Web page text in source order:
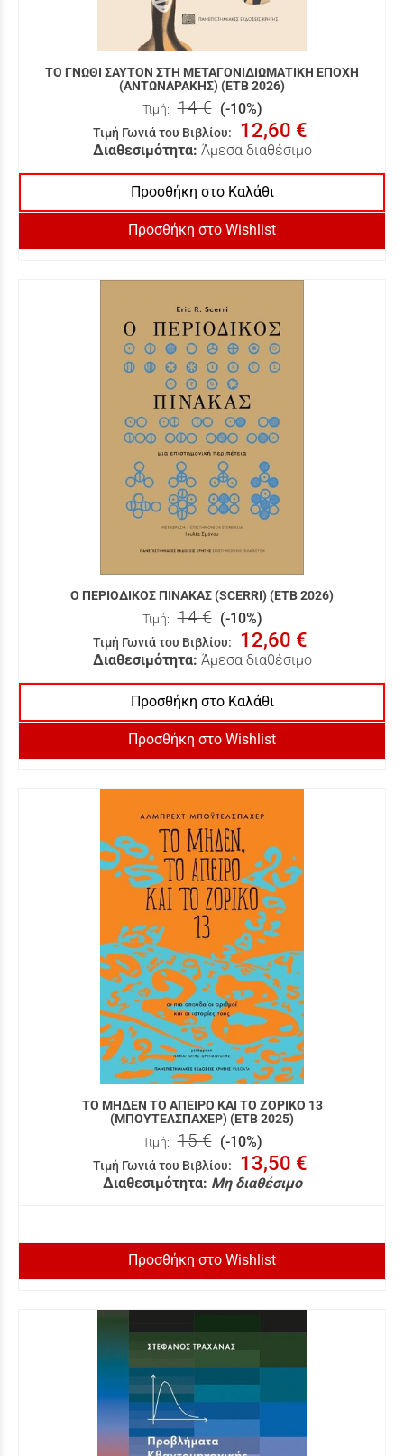
ΤΟ ΓΝΩΘΙ ΣΑΥΤΟΝ ΣΤΗ ΜΕΤΑΓΟΝΙΔΙΩΜΑΤΙΚΗ ΕΠΟΧΗ
(ΑΝΤΩΝΑΡΑΚΗΣ) (ΕΤΒ 2026)
Τιμή: 14 € (-10%)
Τιμή Γωνιά του Βιβλίου: 12,60 €
Διαθεσιμότητα: Άμεσα διαθέσιμο
Προσθήκη στο Καλάθι
Προσθήκη στο Wishlist
Ο ΠΕΡΙΟΔΙΚΟΣ ΠΙΝΑΚΑΣ (SCERRI) (ΕΤΒ 2026)
Τιμή: 14 € (-10%)
Τιμή Γωνιά του Βιβλίου: 12,60 €
Διαθεσιμότητα: Άμεσα διαθέσιμο
Προσθήκη στο Καλάθι
Προσθήκη στο Wishlist
ΤΟ ΜΗΔΕΝ ΤΟ ΑΠΕΙΡΟ ΚΑΙ ΤΟ ΖΟΡΙΚΟ 13
(ΜΠΟΥΤΕΛΣΠΑΧΕΡ) (ΕΤΒ 2025)
Τιμή: 15 € (-10%)
Τιμή Γωνιά του Βιβλίου: 13,50 €
Διαθεσιμότητα: Μη διαθέσιμο
Προσθήκη στο Wishlist